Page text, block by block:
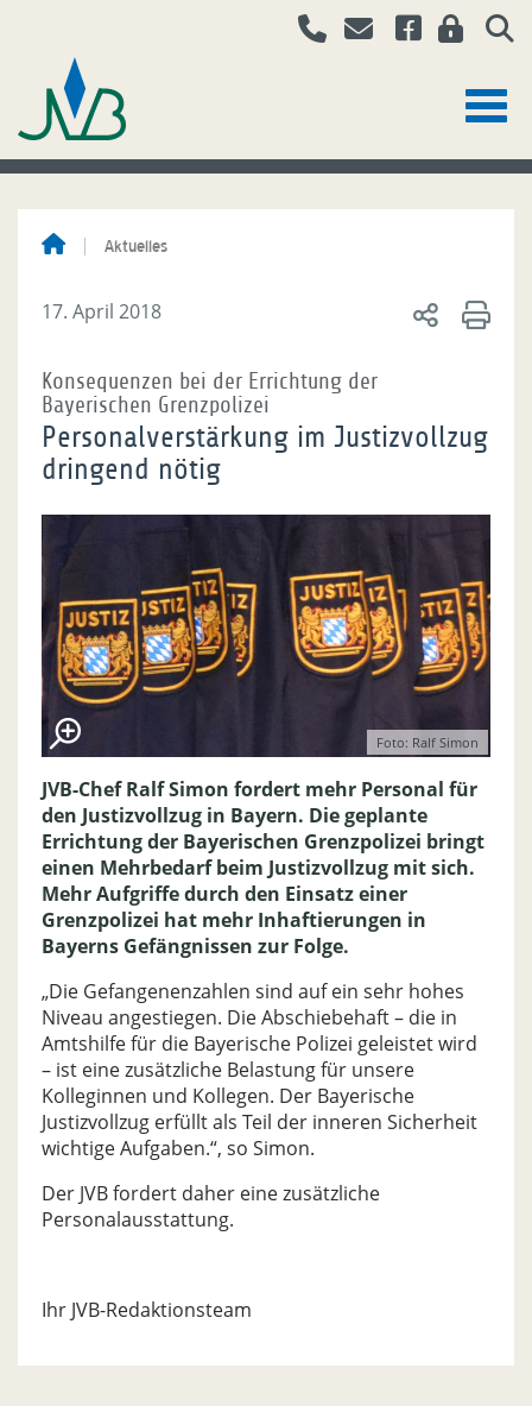
Aktuelles
17. April 2018
Konsequenzen bei der Errichtung der
Bayerischen Grenzpolizei
Personalverstärkung im Justizvollzug
dringend nötig
Foto: Ralf Simon
JVB-Chef Ralf Simon fordert mehr Personal für
den Justizvollzug in Bayern. Die geplante
Errichtung der Bayerischen Grenzpolizei bringt
einen Mehrbedarf beim Justizvollzug mit sich.
Mehr Aufgriffe durch den Einsatz einer
Grenzpolizei hat mehr Inhaftierungen in
Bayerns Gefängnissen zur Folge.
„Die Gefangenenzahlen sind auf ein sehr hohes
Niveau angestiegen. Die Abschiebehaft – die in
Amtshilfe für die Bayerische Polizei geleistet wird
– ist eine zusätzliche Belastung für unsere
Kolleginnen und Kollegen. Der Bayerische
Justizvollzug erfüllt als Teil der inneren Sicherheit
wichtige Aufgaben.“, so Simon.
Der JVB fordert daher eine zusätzliche
Personalausstattung.
Ihr JVB-Redaktionsteam